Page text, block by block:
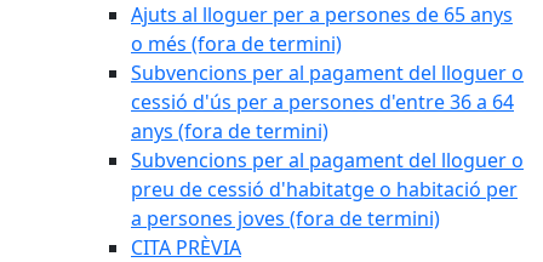
Ajuts al lloguer per a persones de 65 anys
o més (fora de termini)
Subvencions per al pagament del lloguer o
cessió d'ús per a persones d'entre 36 a 64
anys (fora de termini)
Subvencions per al pagament del lloguer o
preu de cessió d'habitatge o habitació per
a persones joves (fora de termini)
CITA PRÈVIA